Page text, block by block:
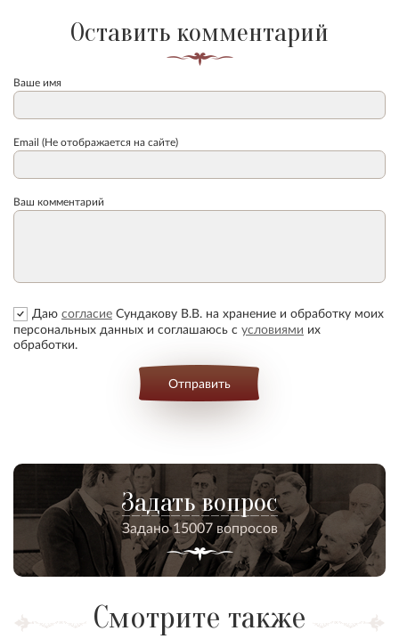
Оставить комментарий
Ваше имя
Email (Не отображается на сайте)
Ваш комментарий
Даю согласие Сундакову В.В. на хранение и обработку моих
персональных данных и соглашаюсь с условиями их
обработки.
Отправить
Задать вопрос
Задано 15007 вопросов
Смотрите также